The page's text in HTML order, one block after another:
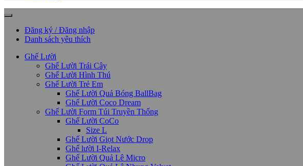
Đăng ký / Đăng nhập
Danh sách yêu thích
Ghế Lười
Ghế Lười Trái Cây
Ghế Lười Hình Thú
Ghế Lười Trẻ Em
Ghế Lười Quả Bóng BallBag
Ghế Lười Coco Dream
Ghế Lười Form Túi Truyền Thống
Ghế Lười CoCo
Size L
Ghế Lười Giọt Nước Drop
Ghế lười I-Relax
Ghế Lười Quả Lê Micro